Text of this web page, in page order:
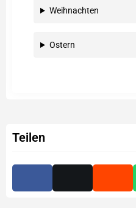
Weihnachten
Ostern
Teilen